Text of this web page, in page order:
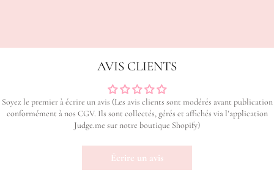
AVIS CLIENTS
Soyez le premier à écrire un avis (Les avis clients sont modérés avant publication
conformément à nos CGV. Ils sont collectés, gérés et affichés via l’application
Judge.me sur notre boutique Shopify)
Écrire un avis